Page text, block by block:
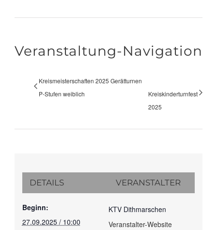
Veranstaltung-Navigation
Kreismeisterschaften 2025 Gerätturnen
P-Stufen weiblich
Kreiskinderturnfest
2025
DETAILS
Beginn:
27.09.2025 / 10:00
VERANSTALTER
KTV Dithmarschen
Veranstalter-Website